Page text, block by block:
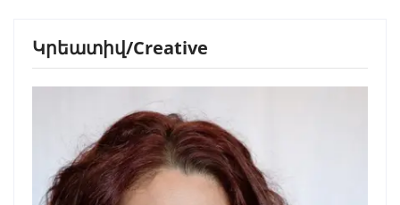
Կրեատիվ/Creative